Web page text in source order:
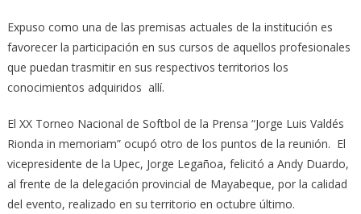
Expuso como una de las premisas actuales de la institución es
favorecer la participación en sus cursos de aquellos profesionales
que puedan trasmitir en sus respectivos territorios los
conocimientos adquiridos allí.
El XX Torneo Nacional de Softbol de la Prensa “Jorge Luis Valdés
Rionda in memoriam” ocupó otro de los puntos de la reunión. El
vicepresidente de la Upec, Jorge Legañoa, felicitó a Andy Duardo,
al frente de la delegación provincial de Mayabeque, por la calidad
del evento, realizado en su territorio en octubre último.